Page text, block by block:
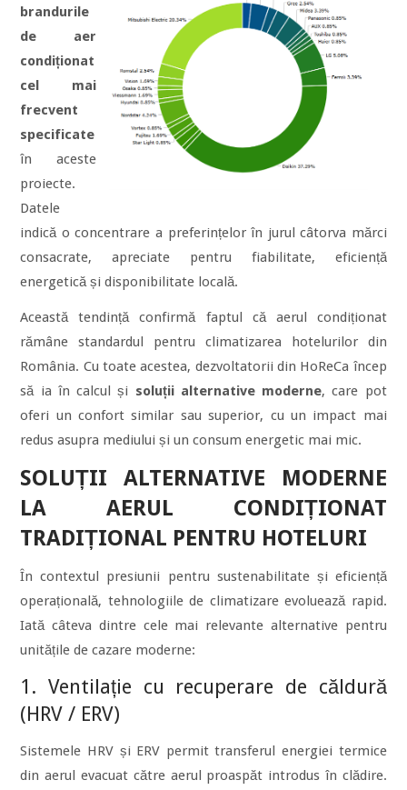
brandurile
de aer
condiționat
cel mai
frecvent
specificate
în aceste
proiecte.
Datele
indică o concentrare a preferințelor în jurul câtorva mărci
consacrate, apreciate pentru fiabilitate, eficiență
energetică și disponibilitate locală.
Această tendință confirmă faptul că aerul condiționat
rămâne standardul pentru climatizarea hotelurilor din
România. Cu toate acestea, dezvoltatorii din HoReCa încep
să ia în calcul și soluții alternative moderne, care pot
oferi un confort similar sau superior, cu un impact mai
redus asupra mediului și un consum energetic mai mic.
SOLUȚII ALTERNATIVE MODERNE
LA AERUL CONDIȚIONAT
TRADIȚIONAL PENTRU HOTELURI
În contextul presiunii pentru sustenabilitate și eficiență
operațională, tehnologiile de climatizare evoluează rapid.
Iată câteva dintre cele mai relevante alternative pentru
unitățile de cazare moderne:
1. Ventilație cu recuperare de căldură
(HRV / ERV)
Sistemele HRV și ERV permit transferul energiei termice
din aerul evacuat către aerul proaspăt introdus în clădire.